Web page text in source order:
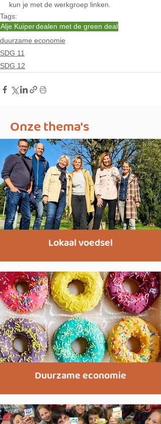
kun je met de werkgroep linken.
Tags:
Alje Kuiperdealen met de green deal
duurzame economie
SDG 11
SDG 12
Onze thema's
Lokaal voedsel
Duurzame economie